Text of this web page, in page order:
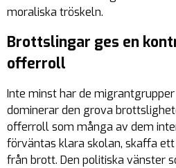
moraliska tröskeln.
Brottslingar ges en
offerroll
Inte minst har de
dominerar den grova
offerroll som många av dem
förväntas klara skolan, skaffa
från brott. Den politiska vänster